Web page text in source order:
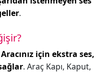
.
Aracınız için ekstra ses,
. Araç Kapı, Kaput,